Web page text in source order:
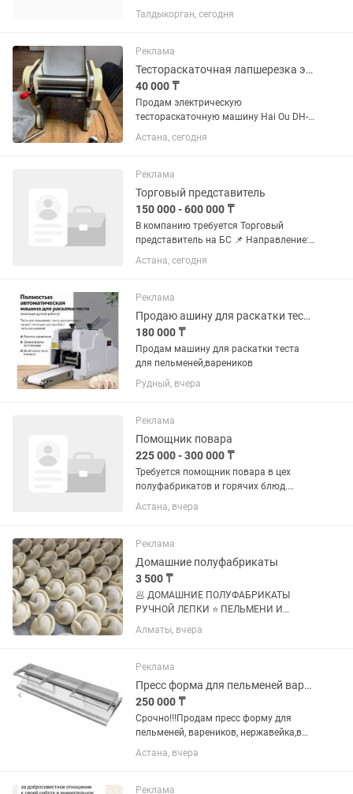
Домашние вкусные
Талдыкорган, сегодня
Реклама
Тестораскаточная лапшерезка электрическая Hai Ou DH-220C (220 В)
40 000 ₸
Продам электрическую
тестораскаточную машину Hai Ou DH-
220C с лапшерезкой. Состояние
практически новое — использовалась
работает без нареканий. Раскатывает
тесто...
Астана, сегодня
Реклама
Торговый представитель
150 000 - 600 000 ₸
В компанию требуется Торговый
представитель на БС 📌 Направление:
полуфабрикаты (пельмени, вареники и
плата: от 150 000 тг...
Астана, сегодня
Реклама
Продаю ашину для раскатки теста для пельменей,вареников
180 000 ₸
Продам машину для раскатки теста
для пельменей,вареников
Рудный, вчера
Реклама
Помощник повара
225 000 - 300 000 ₸
Требуется помощник повара в цех
полуфабрикатов и горячих блюд.
(манты, пельмени, вареники и др.) 🔹
Обязанности: —помощь в
горячих блюд и салатов — Чистка и
нарезка...
Астана, вчера
Реклама
Домашние полуфабрикаты
3 500 ₸
🥟 ДОМАШНИЕ ПОЛУФАБРИКАТЫ
РУЧНОЙ ЛЕПКИ ⭐ ПЕЛЬМЕНИ И
ВАРЕНИКИ • Пельмени с говядиной —
3500 тг/кг • Вареники с картофелем —
2600 тг/кг ⭐ МАНТЫ • Мясо + лук —
4000...
Алматы, вчера
Реклама
Пресс форма для пельменей вареников.
250 000 ₸
Срочно!!!Продам пресс форму для
пельменей, вареников, нержавейка,в
идеальном состоянии .
Астана, вчера
Реклама